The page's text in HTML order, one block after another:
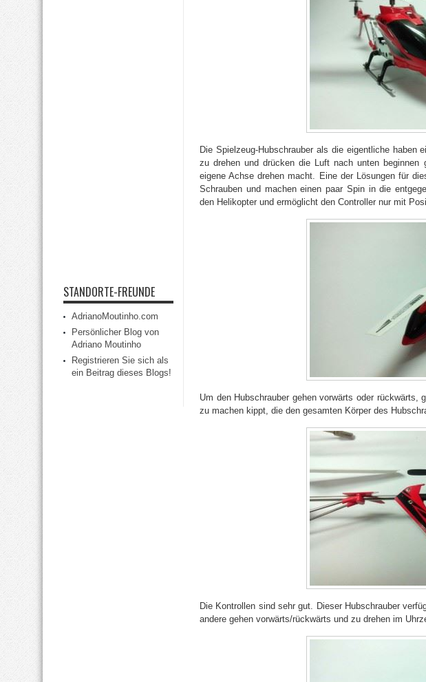
Die Spielzeug-Hubschrauber als die eigentliche haben
zu drehen und drücken die Luft nach unten
eigene Achse drehen macht. Eine der Lösungen für
Schrauben und machen einen paar Spin in die
den Helikopter und ermöglicht den Controller nur mit
Um den Hubschrauber gehen vorwärts oder
zu machen kippt, die den gesamten Körper des
Die Kontrollen sind sehr gut. Dieser Hubschrauber
andere gehen vorwärts/rückwärts und zu drehen im
STANDORTE-FREUNDE
AdrianoMoutinho.com
Persönlicher Blog von
Adriano Moutinho
Registrieren Sie sich als
ein Beitrag dieses Blogs!